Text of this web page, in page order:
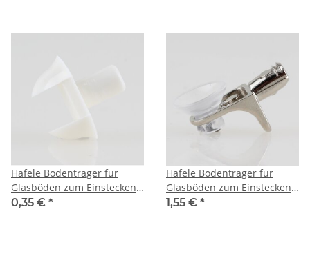
Häfele Bodenträger für
Glasböden zum Einstecken
in 5mm Bohrloch Glasdicke
0,35 € *
Häfele Bodenträger für
Glasböden zum Einstecken
in 5mm Bohrloch mit breiter
1,55 € *